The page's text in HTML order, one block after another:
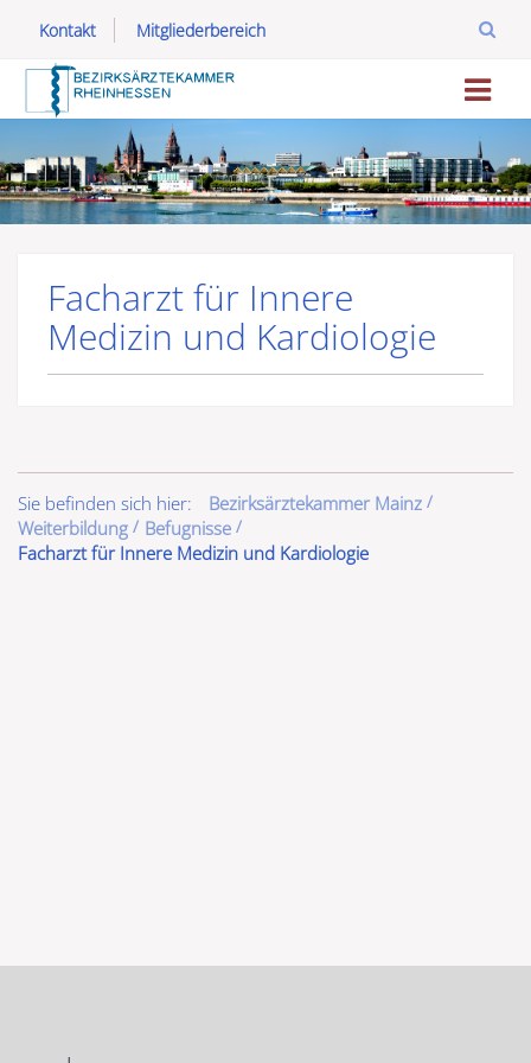
Kontakt Mitgliederbereich
Facharzt für Innere
Medizin und Kardiologie
Sie befinden sich hier:
Bezirksärztekammer Mainz
Weiterbildung
Befugnisse
Facharzt für Innere Medizin und Kardiologie